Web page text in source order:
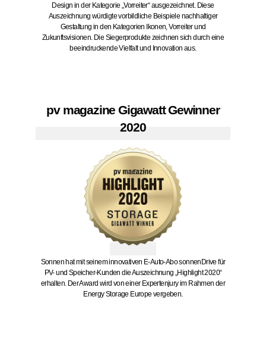
Design in der Kategorie „Vorreiter“ ausgezeichnet. Diese
Auszeichnung würdigte vorbildliche Beispiele nachhaltiger
Gestaltung in den Kategorien Ikonen, Vorreiter und
Zukunftsvisionen. Die Siegerprodukte zeichnen sich durch eine
beeindruckende Vielfalt und Innovation aus.
pv magazine Gigawatt Gewinner
2020
Sonnen hat mit seinem innovativen E-Auto-Abo sonnenDrive für
PV- und Speicher-Kunden die Auszeichnung „Highlight 2020“
erhalten. Der Award wird von einer Expertenjury im Rahmen der
Energy Storage Europe vergeben.